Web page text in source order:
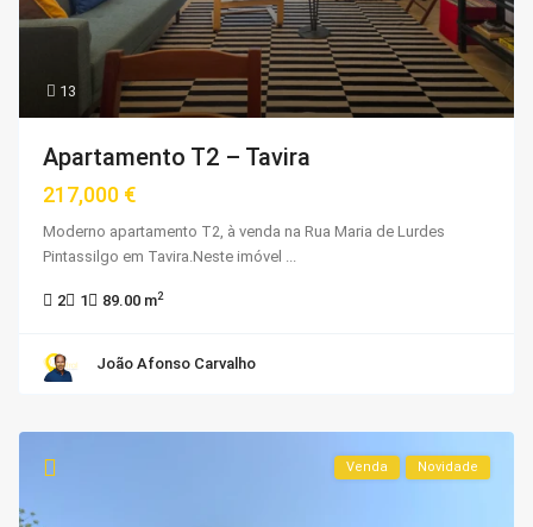
13
Apartamento T2 – Tavira
217,000 €
Moderno apartamento T2, à venda na Rua Maria de Lurdes
Pintassilgo em Tavira.Neste imóvel
2 1 89.00 m2
João Afonso Carvalho
Venda Novidade